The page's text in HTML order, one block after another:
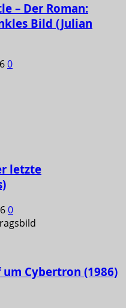
– Der Roman:
Bild (Julian
0
letzte
0
Cybertron (1986)